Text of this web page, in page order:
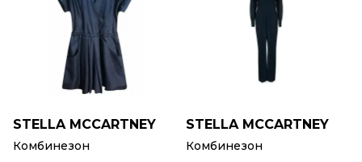
STELLA MCCARTNEY
Комбинезон
STELLA MCCARTNEY
Комбинезон